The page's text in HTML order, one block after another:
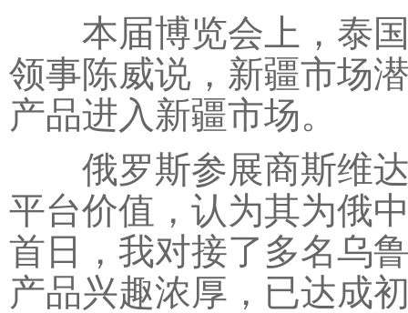
本届博览会上，泰国
领事陈威说，新疆市场
产品进入新疆市场。
俄罗斯参展商斯维达
平台价值，认为其为俄
首日，我对接了多名乌
产品兴趣浓厚，已达成